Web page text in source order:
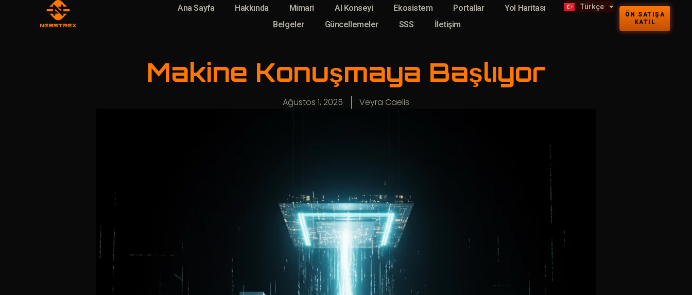
Türkçe
Kiswahili
Ana Sayfa Hakkında Mimari AI Konseyi Ekosistem Portallar
Yol Haritası
Belgeler
Güncellemeler SSS İletişim
ÖN SATIŞA
KATIL
Makine Konuşmaya Başlıyor
Ağustos 1, 2025 Veyra Caelis